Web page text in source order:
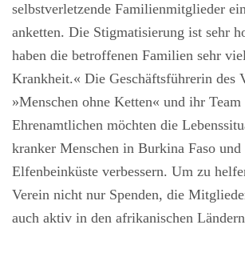
selbstverletzende Familienmitglieder
anketten. Die Stigmatisierung ist sehr
haben die betroffenen Familien sehr
Krankheit.« Die Geschäftsführerin des
»Menschen ohne Ketten« und ihr Team
Ehrenamtlichen möchten die
kranker Menschen in Burkina Faso und
Elfenbeinküste verbessern. Um zu
Verein nicht nur Spenden, die
auch aktiv in den afrikanischen